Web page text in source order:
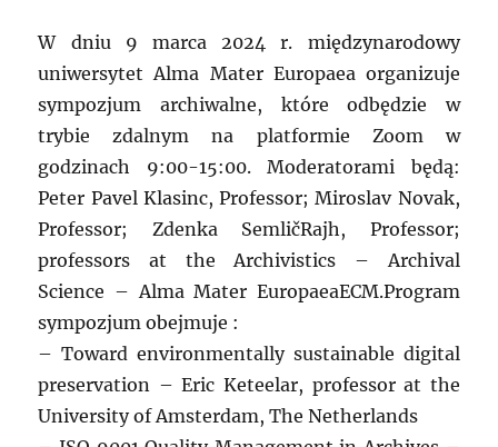
W dniu 9 marca 2024 r. międzynarodowy
uniwersytet Alma Mater Europaea organizuje
sympozjum archiwalne, które odbędzie w
trybie zdalnym na platformie Zoom w
godzinach 9:00-15:00. Moderatorami będą:
Peter Pavel Klasinc, Professor; Miroslav Novak,
Professor; Zdenka SemličRajh, Professor;
professors at the Archivistics – Archival
Science – Alma Mater EuropaeaECM.Program
sympozjum obejmuje :
– Toward environmentally sustainable digital
preservation – Eric Keteelar, professor at the
University of Amsterdam, The Netherlands